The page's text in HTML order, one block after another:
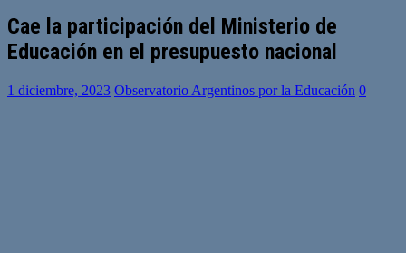
Cae la participación del Ministerio de
Educación en el presupuesto nacional
1 diciembre, 2023 Observatorio Argentinos por la Educación 0